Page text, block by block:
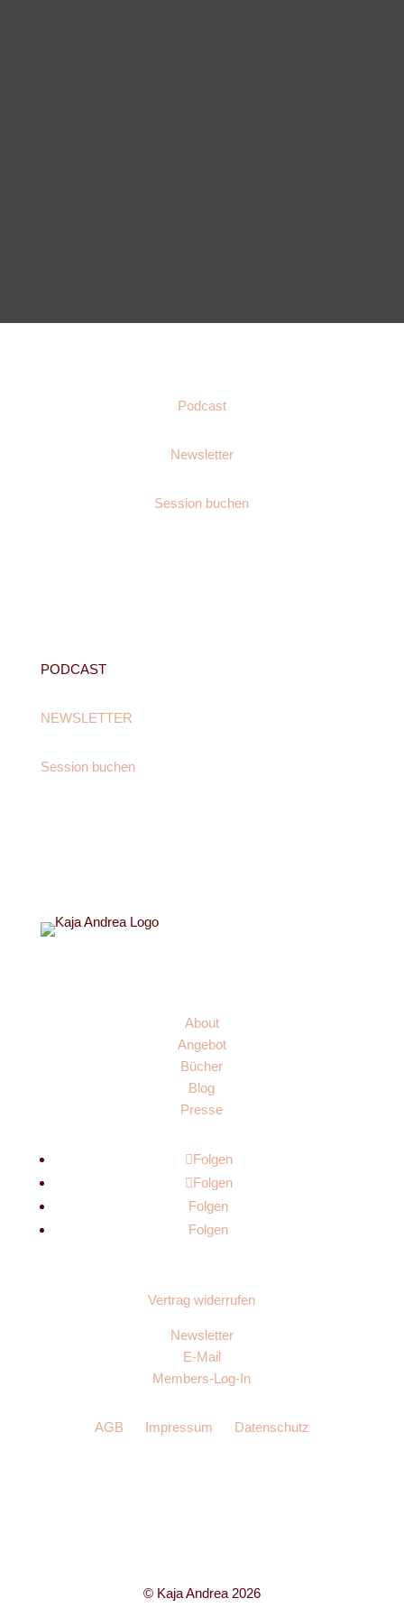
Podcast
Newsletter
Session buchen
PODCAST
NEWSLETTER
Session buchen
About
Angebot
Bücher
Blog
Presse
Folgen
Folgen
Folgen
Folgen
Vertrag widerrufen
Newsletter
E-Mail
Members-Log-In
AGB Impressum Datenschutz
© Kaja Andrea 2026